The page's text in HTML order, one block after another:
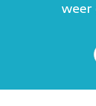
weer